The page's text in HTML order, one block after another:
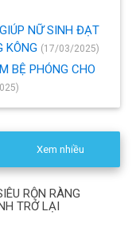
NỮ SINH ĐẠT
KÔNG (17/03/2025)
BỆ PHÓNG CHO
Xem nhiều
RỘN RÀNG
TRỞ LẠI